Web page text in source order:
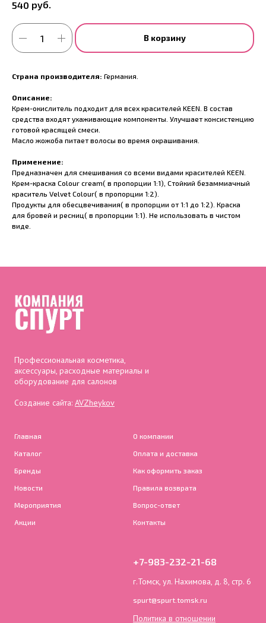
540 руб.
В корзину
Страна производителя: Германия.
Описание:
Крем-окислитель подходит для всех красителей KEEN. В состав
средства входят ухаживающие компоненты. Улучшает консистенцию
готовой красящей смеси.
Масло жожоба питает волосы во время окрашивания.
Применение:
Предназначен для смешивания со всеми видами красителей KEEN.
Крем-краска Colour cream( в пропорции 1:1), Стойкий безаммиачный
краситель Velvet Colour( в пропорции 1:2).
Продукты для обесцвечивания( в пропорции от 1:1 до 1:2). Краска
для бровей и ресниц( в пропорции 1:1). Не использовать в чистом
виде.
Профессиональная косметика,
аксессуары, расходные материалы и
оборудование для салонов
Создание сайта: AVZheykov
Главная
Каталог
Бренды
Новости
Мероприятия
Акции
О компании
Оплата и доставка
Как оформить заказ
Правила возврата
Вопрос-ответ
Контакты
+7-983-232-21-68
г.Томск, ул. Нахимова, д. 8, стр. 6
spurt@spurt.tomsk.ru
Политика в отношении